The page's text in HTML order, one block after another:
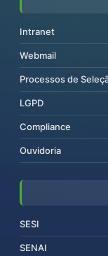
Intranet
Webmail
Processos de
LGPD
Compliance
Ouvidoria
SESI
SENAI